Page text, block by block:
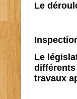
Le
Le
différents
travaux